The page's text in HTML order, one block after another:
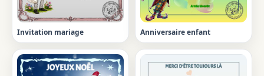
Invitation mariage Anniversaire enfant